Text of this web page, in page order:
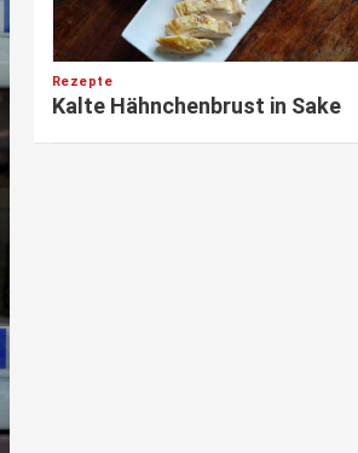
Rezepte
Kalte Hähnchenbrust in Sake